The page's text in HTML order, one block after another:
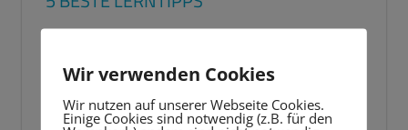
Player
Wir verwenden Cookies
Wir nutzen auf unserer Webseite Cookies.
Einige Cookies sind notwendig (z.B. für den